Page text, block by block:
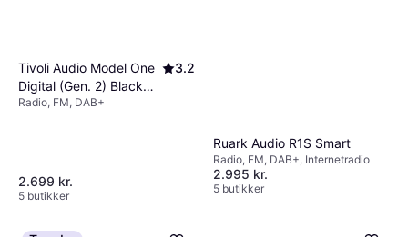
Tivoli Audio Model One
Digital (Gen. 2) Black
Ash/Black
3.2
Radio, FM, DAB+
2.699 kr.
5 butikker
Ruark Audio R1S Smart
Radio, FM, DAB+, Internetradio
2.995 kr.
5 butikker